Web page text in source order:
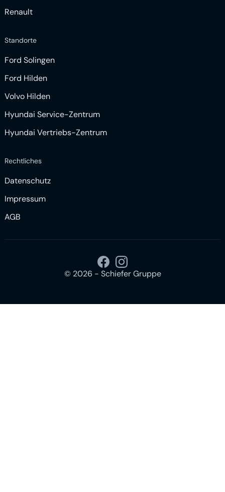
Renault
Standorte
Ford Solingen
Ford Hilden
Volvo Hilden
Hyundai Service-Zentrum
Hyundai Vertriebs-Zentrum
Rechtliches
Datenschutz
Impressum
AGB
© 2026 - Schiefer Gruppe